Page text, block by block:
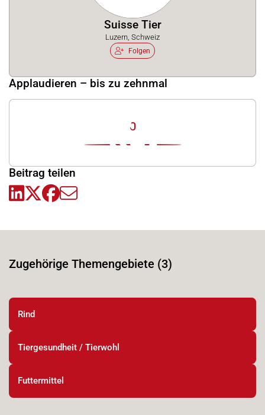
Suisse Tier
Luzern, Schweiz
Folgen
Applaudieren – bis zu zehnmal
0
Beitrag teilen
Zugehörige Themengebiete (3)
Rind
Tiergesundheit / Tierwohl
Futtermittel